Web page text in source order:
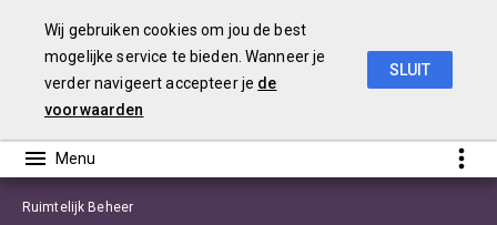
Ruimtelijk Beheer
Wij gebruiken cookies om jou de best
mogelijke service te bieden. Wanneer je
verder navigeert accepteer je de
voorwaarden
SLUIT